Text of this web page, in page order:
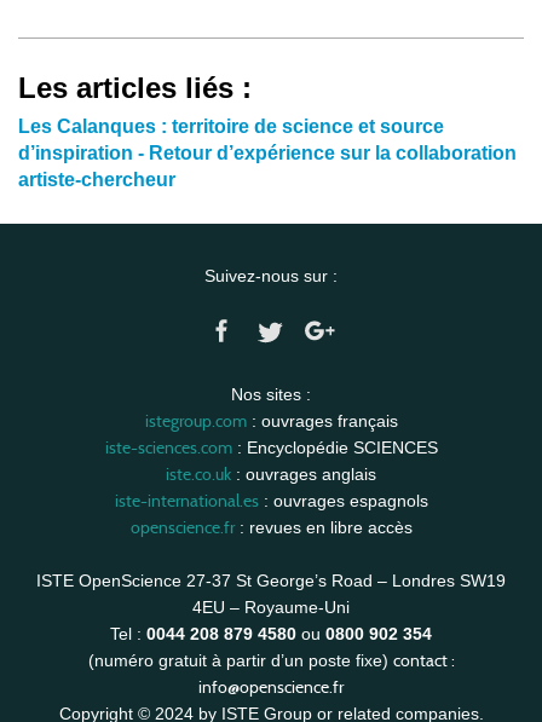
Les articles liés :
Les Calanques : territoire de science et source
d’inspiration - Retour d’expérience sur la collaboration
artiste-chercheur
Suivez-nous sur :
Nos sites :
istegroup.com: ouvrages français
iste-sciences.com: Encyclopédie SCIENCES
iste.co.uk : ouvrages anglais
iste-international.es: ouvrages espagnols
openscience.fr: revues en libre accès
ISTE OpenScience 27-37 St George’s Road – Londres SW19
4EU – Royaume-Uni
Tel : 0044 208 879 4580 ou 0800 902 354
(numéro gratuit à partir d’un poste fixe) contact :
info@openscience.fr
Copyright © 2024 by ISTE Group or related companies.